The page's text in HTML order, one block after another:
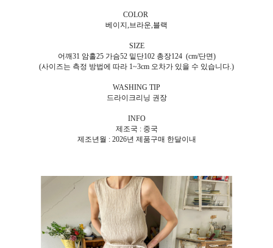
COLOR
베이지,브라운,블랙
SIZE
어깨31 암홀25 가슴52 밑단102 총장124 (cm/단면)
(사이즈는 측정 방법에 따라 1~3cm 오차가 있을 수 있습니다.)
WASHING TIP
드라이크리닝 권장
INFO
제조국 : 중국
제조년월 : 2026년 제품구매 한달이내